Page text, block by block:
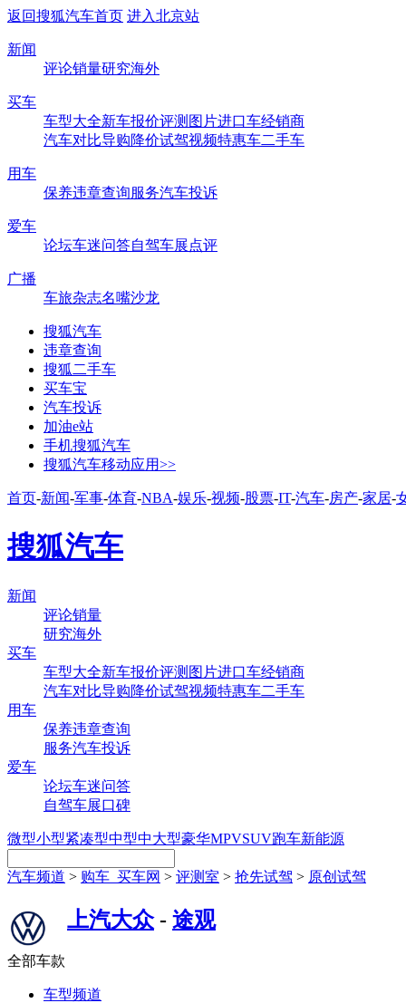
返回搜狐汽车首页 进入北京站
新闻
评论销量研究海外
买车
车型大全新车报价评测 图片进口车经销商
汽车对比导购降价试驾视频特惠车二手车
用车
保养违章查询服务汽车投诉
爱车
论坛车迷问答自驾车展点评
广播
车旅杂志名嘴沙龙
搜狐汽车
违章查询
搜狐二手车
买车宝
汽车投诉
加油e站
手机搜狐汽车
搜狐汽车移动应用>>
首页-新闻-军事-体育-NBA-娱乐-视频-股票-IT-汽车-房产-家居-
搜狐汽车
新闻
评论销量
研究海外
买车
车型大全新车报价评测 图片进口车经销商
汽车对比导购降价试驾视频特惠车二手车
用车
保养违章查询
服务汽车投诉
爱车
论坛车迷问答
自驾车展口碑
微型小型紧凑型中型中大型豪华MPVSUV跑车新能源
汽车频道 > 购车_买车网 > 评测室 > 抢先试驾 > 原创试驾
上汽大众- 途观
全部车款
车型频道